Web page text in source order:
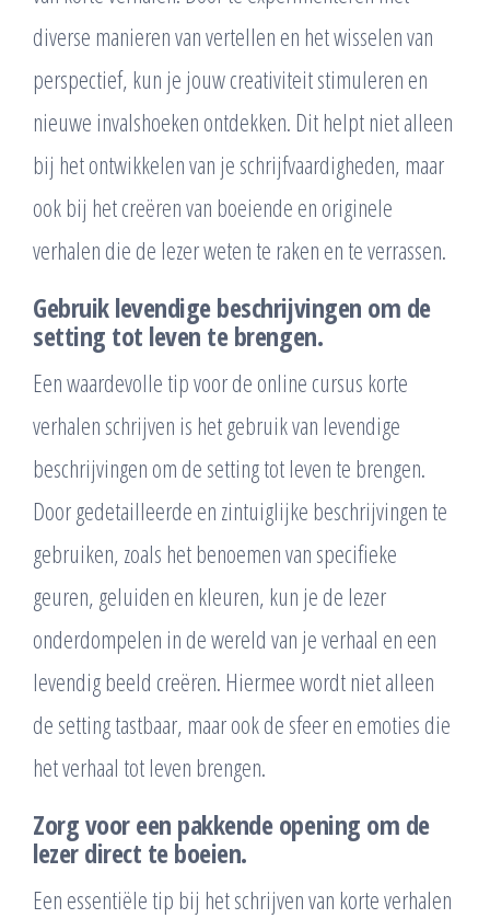
diverse manieren van vertellen en het wisselen van
perspectief, kun je jouw creativiteit stimuleren en
nieuwe invalshoeken ontdekken. Dit helpt niet alleen
bij het ontwikkelen van je schrijfvaardigheden, maar
ook bij het creëren van boeiende en originele
verhalen die de lezer weten te raken en te verrassen.
Gebruik levendige beschrijvingen om de
setting tot leven te brengen.
Een waardevolle tip voor de online cursus korte
verhalen schrijven is het gebruik van levendige
beschrijvingen om de setting tot leven te brengen.
Door gedetailleerde en zintuiglijke beschrijvingen te
gebruiken, zoals het benoemen van specifieke
geuren, geluiden en kleuren, kun je de lezer
onderdompelen in de wereld van je verhaal en een
levendig beeld creëren. Hiermee wordt niet alleen
de setting tastbaar, maar ook de sfeer en emoties die
het verhaal tot leven brengen.
Zorg voor een pakkende opening om de
lezer direct te boeien.
Een essentiële tip bij het schrijven van korte verhalen